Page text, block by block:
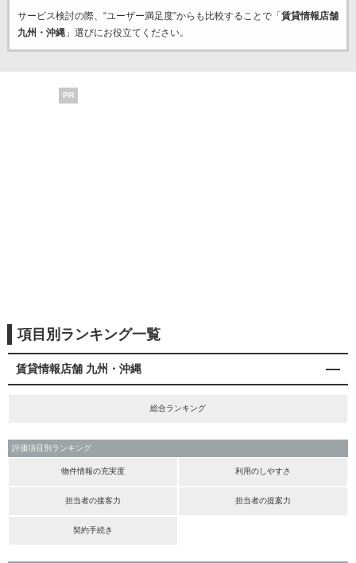
サービス検討の際、“ユーザー満足度”からも比較することで「 賃貸情報店舗
九州・沖縄」選びにお役立てください。
PR
項目別ランキング一覧
賃貸情報店舗 九州・沖縄
総合ランキング
評価項目別ランキング
物件情報の充実度 利用のしやすさ
担当者の接客力 担当者の提案力
契約手続き